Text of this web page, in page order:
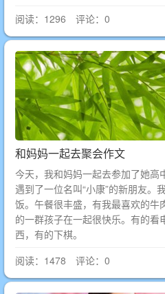
阅读：1296 评论：0
和妈妈一起去聚会作文
今天，我和妈妈一起去参加了她
遇到了一位名叫“小康”的新朋友。
饭。午餐很丰盛，有我最喜欢的牛
的一群孩子在一起很快乐。有的看
西，有的下棋。
阅读：1478 评论：0